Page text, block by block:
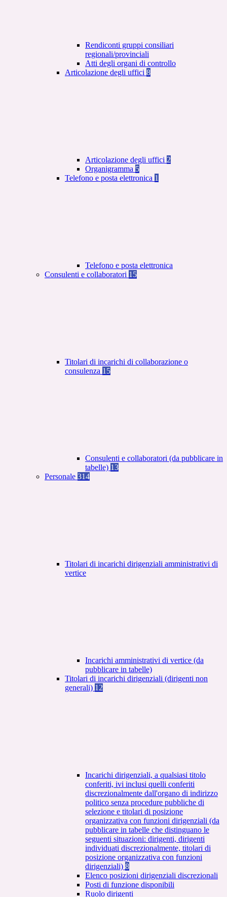
Rendiconti gruppi consiliari
regionali/provinciali
Atti degli organi di controllo
Articolazione degli uffici 8
Articolazione degli uffici 2
Organigramma 5
Telefono e posta elettronica 1
Telefono e posta elettronica
Consulenti e collaboratori 15
Titolari di incarichi di collaborazione o
consulenza 15
Consulenti e collaboratori (da pubblicare in
tabelle) 13
Personale 314
Titolari di incarichi dirigenziali amministrativi di
vertice
Incarichi amministrativi di vertice (da
pubblicare in tabelle)
Titolari di incarichi dirigenziali (dirigenti non
generali) 12
Incarichi dirigenziali, a qualsiasi titolo
conferiti, ivi inclusi quelli conferiti
discrezionalmente dall'organo di indirizzo
politico senza procedure pubbliche di
selezione e titolari di posizione
organizzativa con funzioni dirigenziali (da
pubblicare in tabelle che distinguano le
seguenti situazioni: dirigenti, dirigenti
individuati discrezionalmente, titolari di
posizione organizzativa con funzioni
dirigenziali) 8
Elenco posizioni dirigenziali discrezionali
Posti di funzione disponibili
Ruolo dirigenti